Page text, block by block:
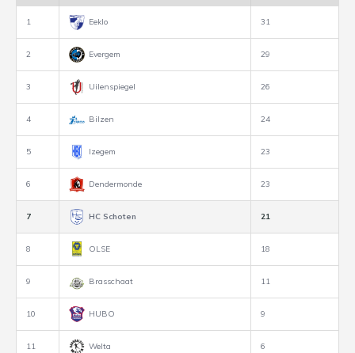
1 Eeklo 31
2 Evergem 29
3 Uilenspiegel 26
4 Bilzen 24
5 Izegem 23
6 Dendermonde 23
7 HC Schoten 21
8 OLSE 18
9 Brasschaat 11
10 HUBO 9
11 Welta 6